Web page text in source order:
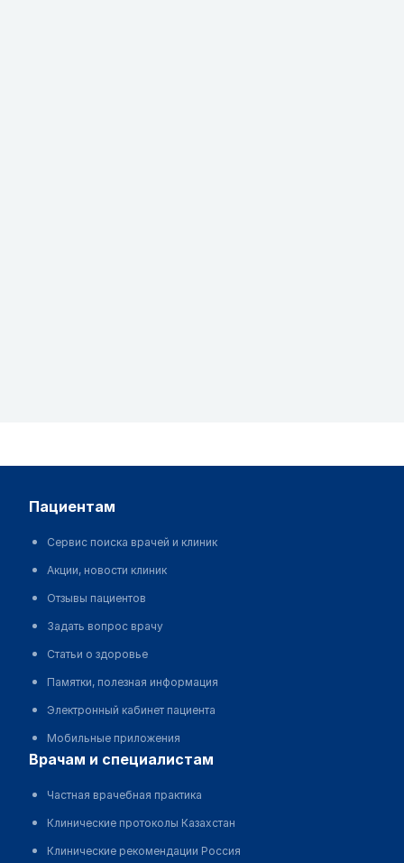
пациентам
Сервис поиска врачей и клиник
Акции, новости клиник
Отзывы пациентов
Задать вопрос врачу
Статьи о здоровье
Памятки, полезная информация
Электронный кабинет пациента
Мобильные приложения
врачам и специалистам
Частная врачебная практика
Клинические протоколы Казахстан
Клинические рекомендации Россия